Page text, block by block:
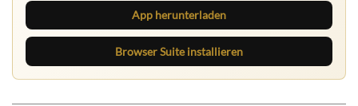
App herunterladen
Browser Suite installieren